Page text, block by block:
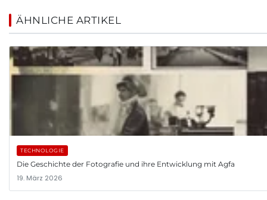
ÄHNLICHE ARTIKEL
TECHNOLOGIE
Die Geschichte der Fotografie und ihre Entwicklung mit Agfa
19. März 2026